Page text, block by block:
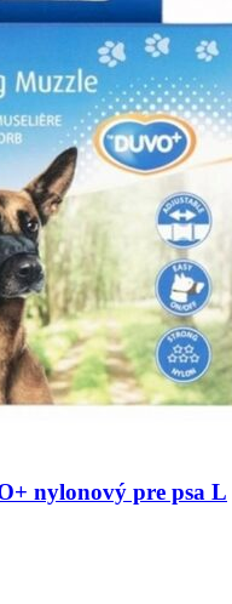
nylonový pre psa L